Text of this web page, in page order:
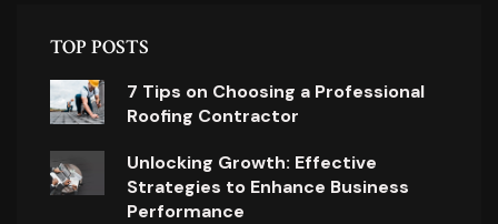
TOP POSTS
7 Tips on Choosing a Professional
Roofing Contractor
Unlocking Growth: Effective
Strategies to Enhance Business
Performance